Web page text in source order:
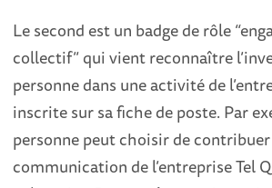
Le second est un badge de rôle
collectif” qui vient reconnaître
personne dans une activité de
inscrite sur sa fiche de poste. Par
personne peut choisir de
communication de l’entreprise Tel